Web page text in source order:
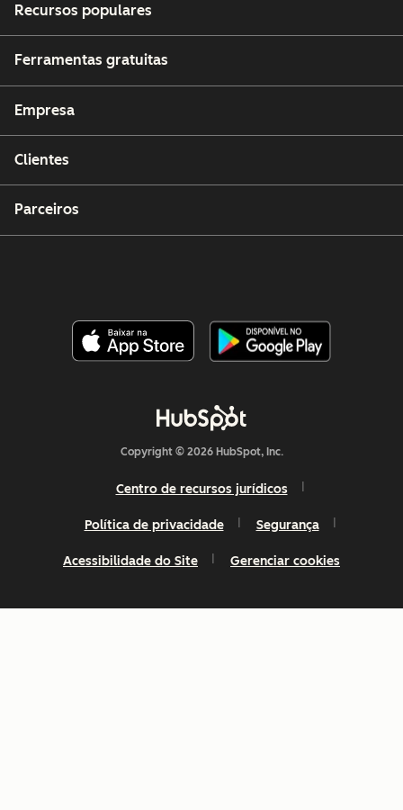
Recursos populares
Ferramentas gratuitas
Empresa
Clientes
Parceiros
Copyright © 2026 HubSpot, Inc.
Centro de recursos jurídicos
Política de privacidade Segurança
Acessibilidade do Site Gerenciar cookies